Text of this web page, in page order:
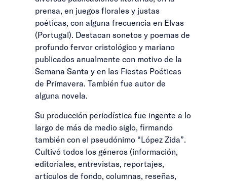
prensa, en juegos florales y justas
poéticas, con alguna frecuencia en Elvas
(Portugal). Destacan sonetos y poemas de
profundo fervor cristológico y mariano
publicados anualmente con motivo de la
Semana Santa y en las Fiestas Poéticas
de Primavera. También fue autor de
alguna novela.
Su producción periodística fue ingente a lo
largo de más de medio siglo, firmando
también con el pseudónimo “López Zida”.
Cultivó todos los géneros (información,
editoriales, entrevistas, reportajes,
artículos de fondo, columnas, reseñas,